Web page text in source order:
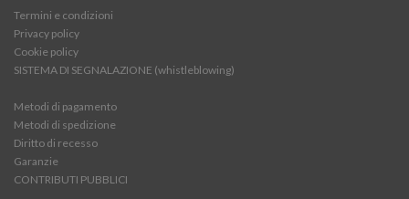
Termini e condizioni
Privacy policy
Cookie policy
SISTEMA DI SEGNALAZIONE (whistleblowing)
Metodi di pagamento
Metodi di spedizione
Diritto di recesso
Garanzie
CONTRIBUTI PUBBLICI